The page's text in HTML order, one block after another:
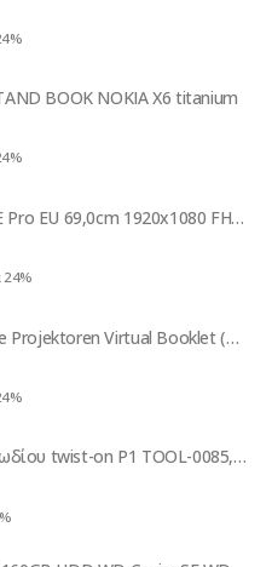
BOOK NOKIA X6 titanium
Fujitsu B27-8 TE Pro EU 69,0cm 1920x1080 FHD DP/HDMI/VGA S26361-K1641-V140
ACER Advantage Projektoren Virtual Booklet (P) SV.WPRAP.A09
Σύνδεσμος καλωδίου twist-on P1 TOOL-0085, Φ8.6mmx15.2mm, κόκκινος, 25τμχ